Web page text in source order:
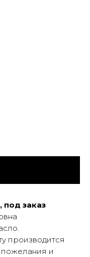
под заказ
производится
пожелания и